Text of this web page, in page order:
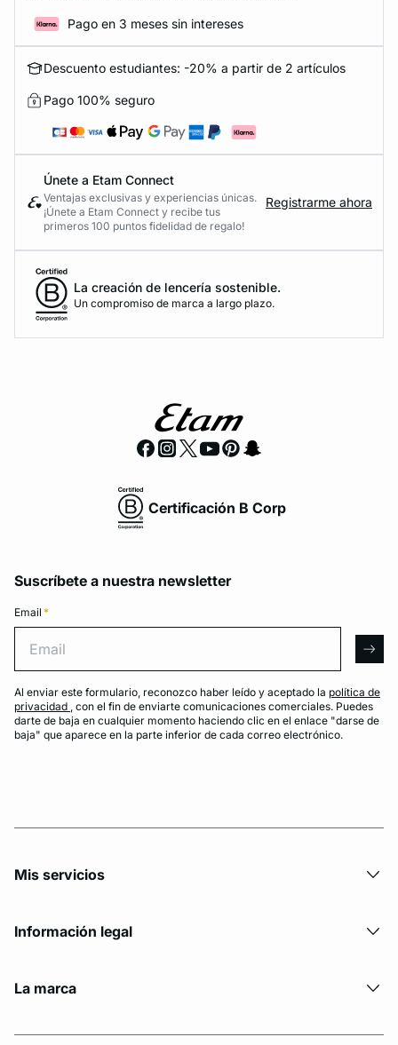
Pago en 3 meses sin intereses
Descuento estudiantes: -20% a partir de 2 artículos
Pago 100% seguro
Únete a Etam Connect
Ventajas exclusivas y experiencias únicas.
¡Únete a Etam Connect y recibe tus
primeros 100 puntos fidelidad de regalo!
Registrarme ahora
La creación de lencería sostenible.
Un compromiso de marca a largo plazo.
Certificación B Corp
Suscríbete a nuestra newsletter
Email *
Al enviar este formulario, reconozco haber leído y aceptado la política de
privacidad , con el fin de enviarte comunicaciones comerciales. Puedes
darte de baja en cualquier momento haciendo clic en el enlace "darse de
baja" que aparece en la parte inferior de cada correo electrónico.
Mis servicios
Información legal
La marca